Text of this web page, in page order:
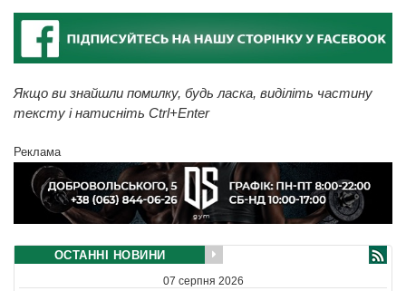
Якщо ви знайшли помилку, будь ласка, виділіть частину
тексту і натисніть Ctrl+Enter
Реклама
ОСТАННІ НОВИНИ
07 серпня 2026